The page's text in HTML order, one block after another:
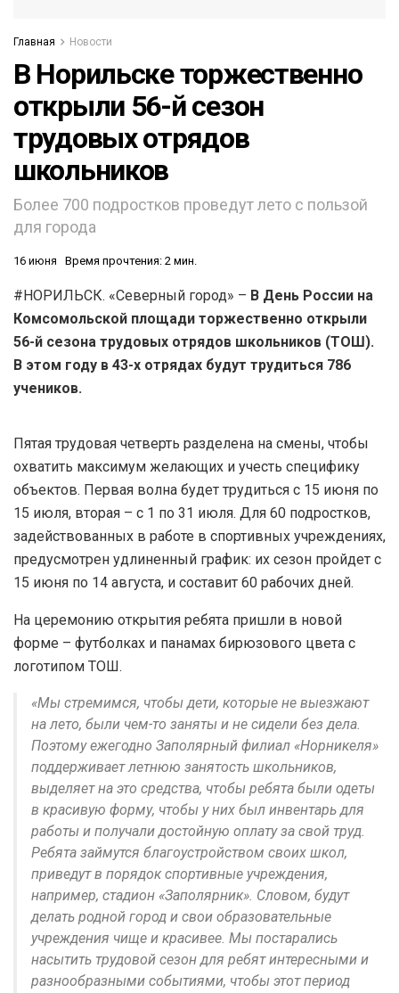
Главная Новости
В Норильске торжественно
открыли 56-й сезон
трудовых отрядов
школьников
Более 700 подростков проведут лето с пользой
для города
16 июня Время прочтения: 2 мин.
#НОРИЛЬСК. «Северный город» – В День России на
Комсомольской площади торжественно открыли
56-й сезона трудовых отрядов школьников (ТОШ).
В этом году в 43-х отрядах будут трудиться 786
учеников.
Пятая трудовая четверть разделена на смены, чтобы
охватить максимум желающих и учесть специфику
объектов. Первая волна будет трудиться с 15 июня по
15 июля, вторая – с 1 по 31 июля. Для 60 подростков,
задействованных в работе в спортивных учреждениях,
предусмотрен удлиненный график: их сезон пройдет с
15 июня по 14 августа, и составит 60 рабочих дней.
На церемонию открытия ребята пришли в новой
форме – футболках и панамах бирюзового цвета с
логотипом ТОШ.
«Мы стремимся, чтобы дети, которые не выезжают
на лето, были чем-то заняты и не сидели без дела.
Поэтому ежегодно Заполярный филиал «Норникеля»
поддерживает летнюю занятость школьников,
выделяет на это средства, чтобы ребята были одеты
в красивую форму, чтобы у них был инвентарь для
работы и получали достойную оплату за свой труд.
Ребята займутся благоустройством своих школ,
приведут в порядок спортивные учреждения,
например, стадион «Заполярник». Словом, будут
делать родной город и свои образовательные
учреждения чище и красивее. Мы постарались
насытить трудовой сезон для ребят интересными и
разнообразными событиями, чтобы этот период